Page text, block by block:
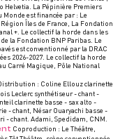
Helvetia. La Pépinière Premiers
est financée par : Le
Îles de France, La Fondation
+. Le collectif la horde dans les
la Fondation BNP Paribas. Le
est conventionné par la DRAC
2026-2027. Le collectif la horde
Carré Magique, Pôle National
: Coline Ellouz clarinette
Leclerc synthétiseur - chant -
clarinette basse - sax alto -
- chant, Nésar Ouaryachi basse -
- chant. Adami, Spedidam, CNM.
Coproduction : Le Théâtre,